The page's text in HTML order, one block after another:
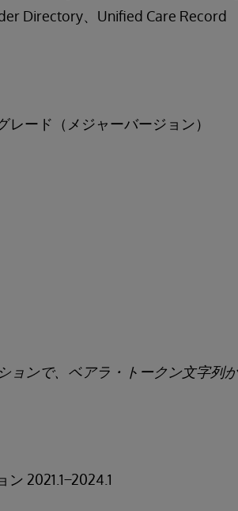
Directory、Unified Care Record
ード（メジャーバージョン）
ョンで、ベアラ・トークン文字列
2021.1 ̶ 2024.1